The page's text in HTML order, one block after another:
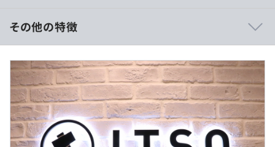
コード／ノーコード）領域まで横断的に経験を積める環境
インフラ・クラウドのみならず、業務変革やAI活用まで含
めた上流領域へキャリアを広げることが可能
クラウド、AI、LCAPを組み合わせたDX推進案件に携わる
ことで、市場価値の高いスキルを習得可能
幅広い技術領域を横断しながら、エンジニアとしてだけで
なくコンサルタント視点も身につけられる環境
◆年収：432万円 〜 780万円
■月給 約36万円〜65万円以上
基本給：約33万～60万円
固定残業代：約3万～5万円（10時間分）※超過分は別
途支給
※経験・能力を考慮のうえ、当社規定により決定いたしま
す。
その他の特徴